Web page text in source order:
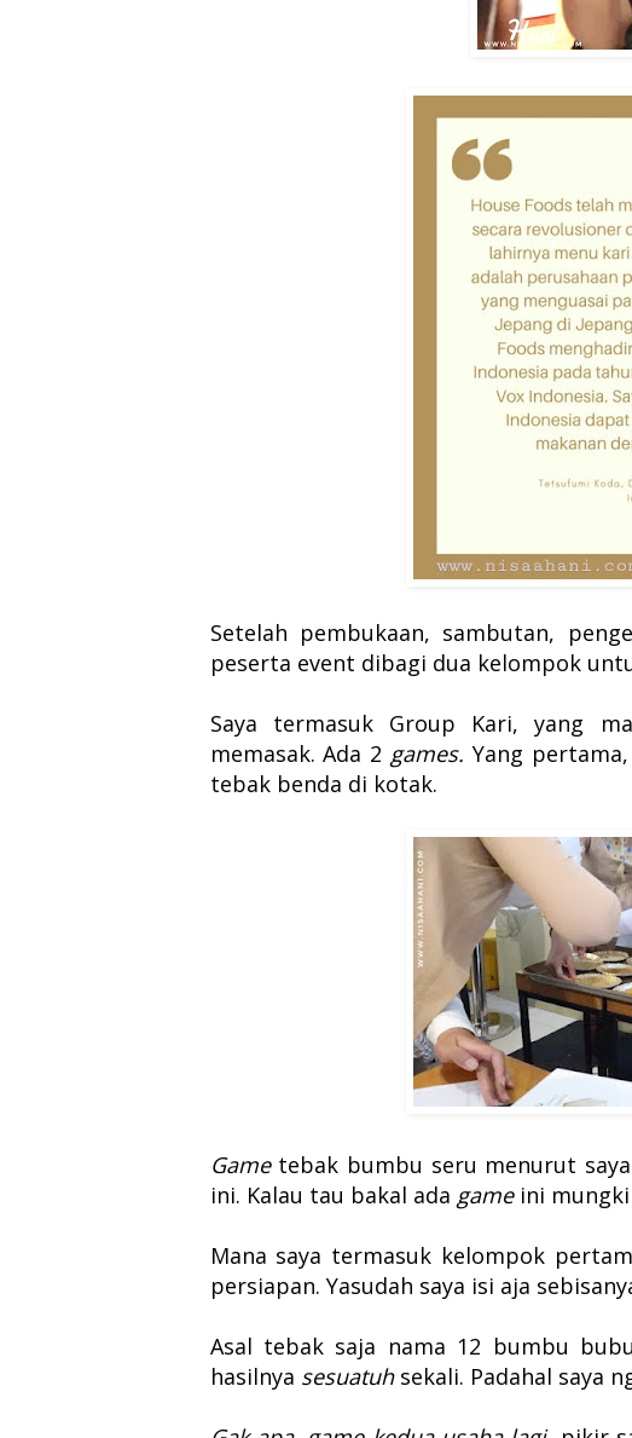
Setelah pembukaan, sambutan,
peserta event dibagi dua kelompok
Saya termasuk Group Kari, yang
memasak. Ada 2 games. Yang pertama,
tebak benda di kotak.
Gametebak bumbu seru menurut
ini. Kalau tau bakal ada game ini
Mana saya termasuk kelompok
persiapan. Yasudah saya isi aja
Asal tebak saja nama 12 bumbu
hasilnya sesuatuh sekali. Padahal saya